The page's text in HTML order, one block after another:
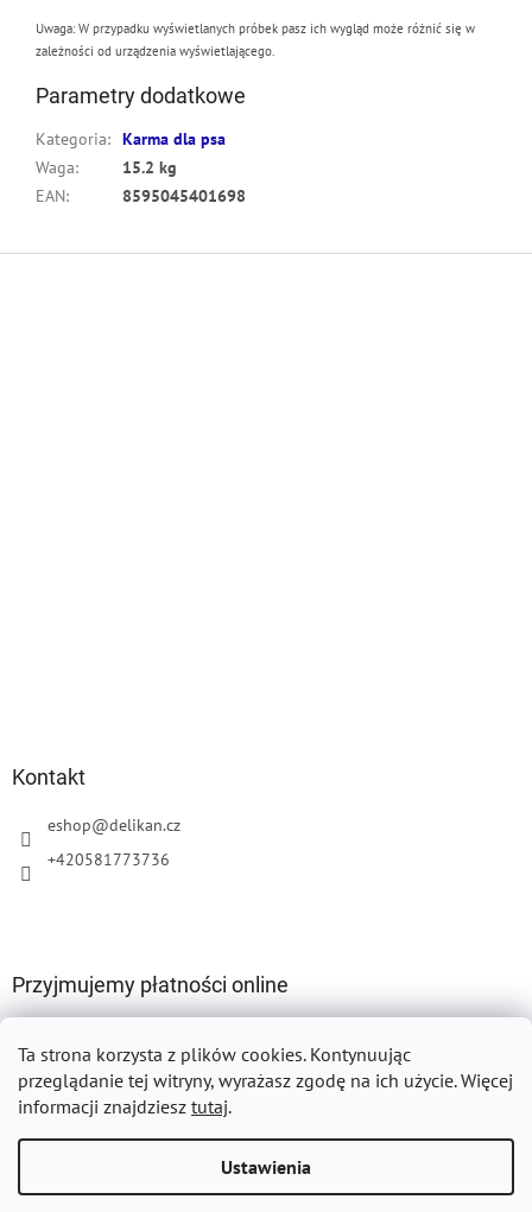
Ta strona korzysta z plików cookies. Kontynuując
przeglądanie tej witryny, wyrażasz zgodę na ich użycie. Więcej
informacji znajdziesz tutaj.
Ustawienia
Uwaga: W przypadku wyświetlanych próbek pasz ich wygląd może różnić się w
zależności od urządzenia wyświetlającego.
Parametry dodatkowe
Kategoria: Karma dla psa
Waga:
15.2 kg
EAN: 8595045401698
Kontakt
eshop@delikan.cz
+420581773736
Przyjmujemy płatności online